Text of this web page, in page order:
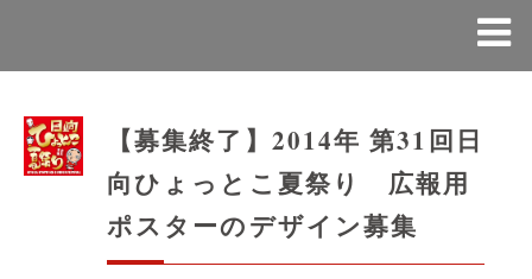
【募集終了】2014年 第31回日
向ひょっとこ夏祭り 広報用
ポスターのデザイン募集